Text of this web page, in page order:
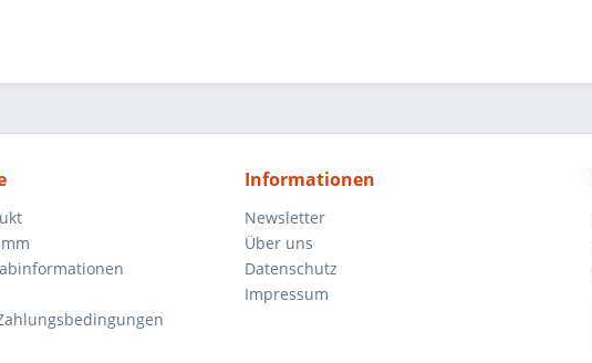
Informationen
Newsletter
Über uns
Datenschutz
Impressum